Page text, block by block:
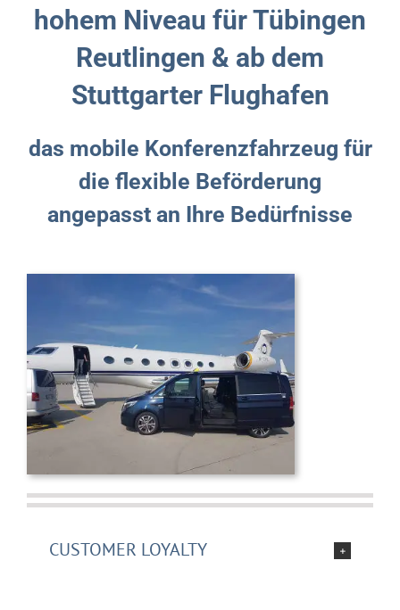
hohem Niveau für Tübingen
Reutlingen & ab dem
Stuttgarter Flughafen
das mobile Konferenzfahrzeug für
die flexible Beförderung
angepasst an Ihre Bedürfnisse
CUSTOMER LOYALTY